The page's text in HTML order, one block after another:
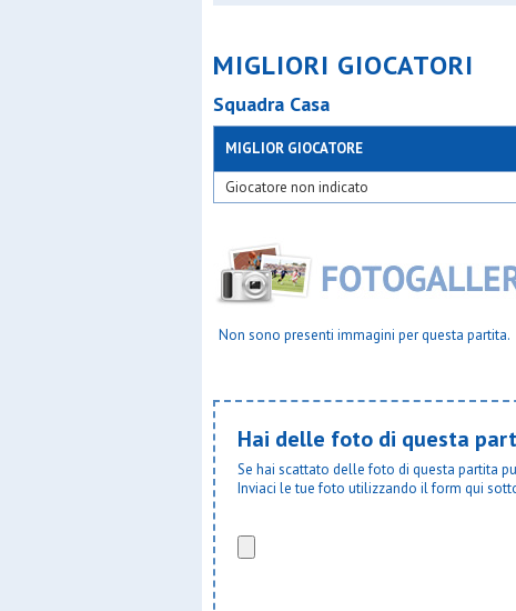
MIGLIORI GIOCATORI
Squadra Casa
MIGLIOR GIOCATORE
Giocatore non indicato
Non sono presenti immagini per questa partita.
Hai delle foto di questa
Se hai scattato delle foto di questa partita
Inviaci le tue foto utilizzando il form qui